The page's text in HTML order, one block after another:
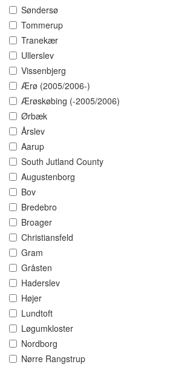
Søndersø
Tommerup
Tranekær
Ullerslev
Vissenbjerg
Ærø (2005/2006-)
Ærøskøbing (-2005/2006)
Ørbæk
Årslev
Aarup
South Jutland County
Augustenborg
Bov
Bredebro
Broager
Christiansfeld
Gram
Gråsten
Haderslev
Højer
Lundtoft
Løgumkloster
Nordborg
Nørre Rangstrup